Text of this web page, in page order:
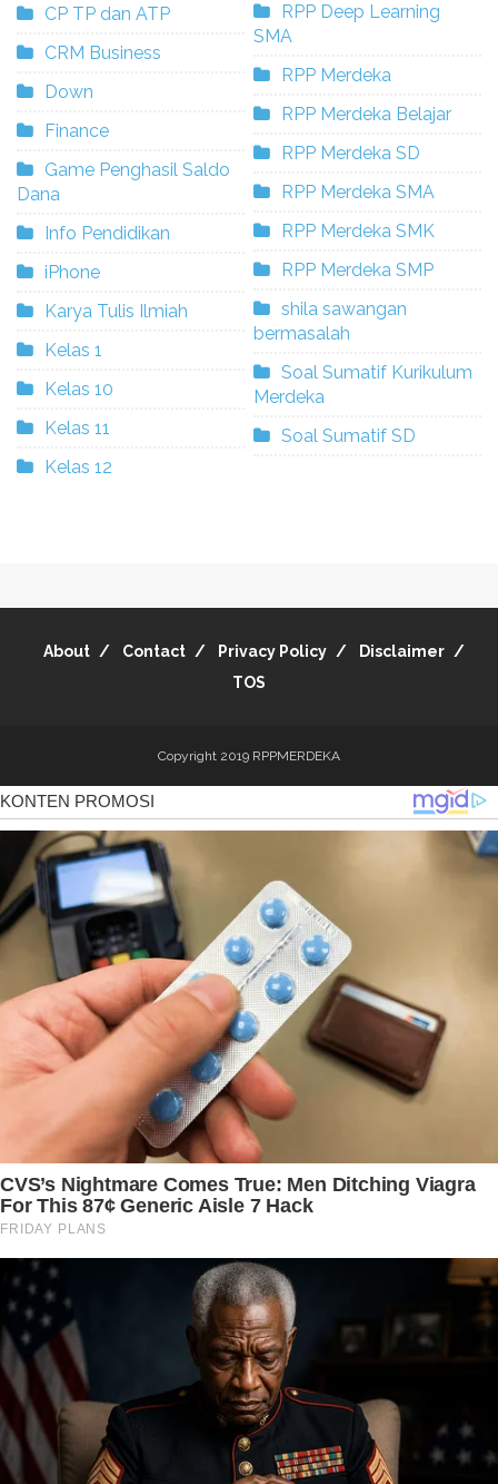
CP TP dan ATP
CRM Business
Down
Finance
Game Penghasil Saldo
Dana
Info Pendidikan
iPhone
Karya Tulis Ilmiah
Kelas 1
Kelas 10
Kelas 11
Kelas 12
RPP Deep Learning
SMA
RPP Merdeka
RPP Merdeka Belajar
RPP Merdeka SD
RPP Merdeka SMA
RPP Merdeka SMK
RPP Merdeka SMP
shila sawangan
bermasalah
Soal Sumatif Kurikulum
Merdeka
Soal Sumatif SD
About Contact Privacy Policy
Disclaimer
TOS
Copyright 2019 RPPMERDEKA